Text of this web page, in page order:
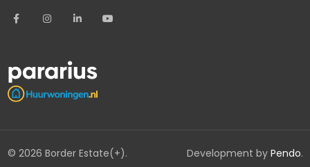
© 2026 Border Estate(+). Development by Pendo.